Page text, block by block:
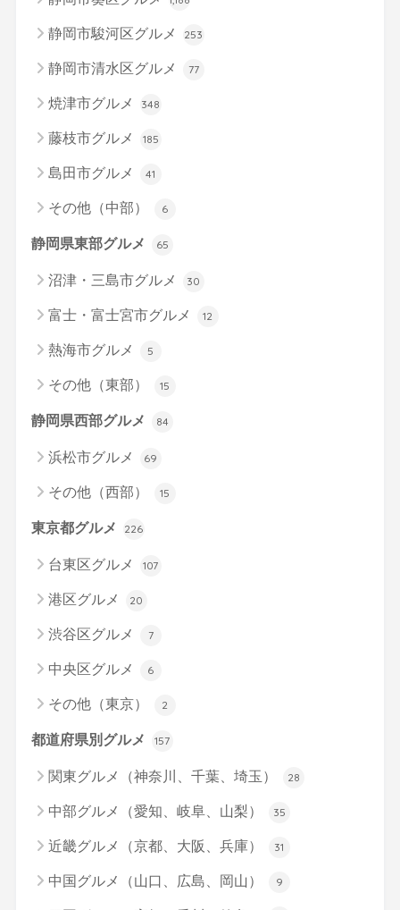
静岡市駿河区グルメ 253
静岡市清水区グルメ 77
焼津市グルメ 348
藤枝市グルメ 185
島田市グルメ 41
その他（中部） 6
静岡県東部グルメ 65
沼津・三島市グルメ 30
富士・富士宮市グルメ 12
熱海市グルメ 5
その他（東部） 15
静岡県西部グルメ 84
浜松市グルメ 69
その他（西部） 15
東京都グルメ 226
台東区グルメ 107
港区グルメ 20
渋谷区グルメ 7
中央区グルメ 6
その他（東京） 2
都道府県別グルメ 157
関東グルメ（神奈川、千葉、埼玉） 28
中部グルメ（愛知、岐阜、山梨） 35
近畿グルメ（京都、大阪、兵庫） 31
中国グルメ（山口、広島、岡山） 9